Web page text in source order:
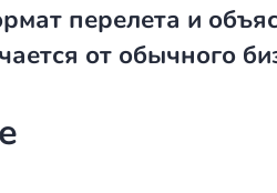
перелета и
от обычного